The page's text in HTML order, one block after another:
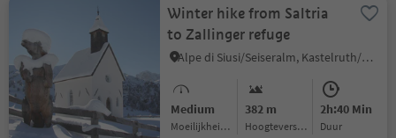
Winter hike from Saltria
to Zallinger refuge
Alpe di Siusi/Seiseralm, Kastelruth/Castelrotto, Dolomites Region Seiser Alm
Medium
Moeilijkheidsgraad
382 m
Hoogteverschil
2h:40 Min
Duur